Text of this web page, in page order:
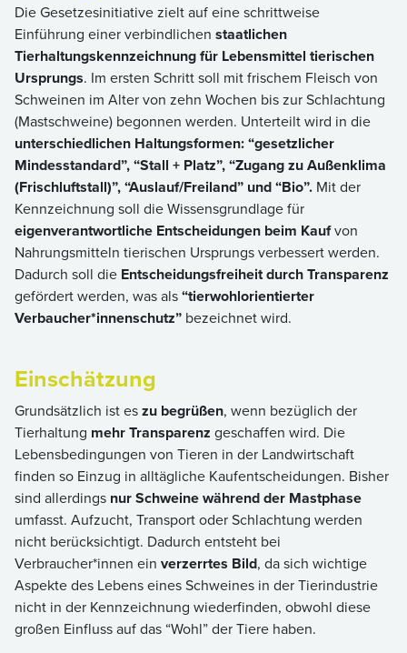
Die Gesetzesinitiative zielt auf eine schrittweise
Einführung einer verbindlichen staatlichen
Tierhaltungskennzeichnung für Lebensmittel tierischen
Ursprungs. Im ersten Schritt soll mit frischem Fleisch von
Schweinen im Alter von zehn Wochen bis zur Schlachtung
(Mastschweine) begonnen werden. Unterteilt wird in die
unterschiedlichen Haltungsformen: “gesetzlicher
Mindesstandard”, “Stall + Platz”, “Zugang zu Außenklima
(Frischluftstall)”, “Auslauf/Freiland” und “Bio”. Mit der
Kennzeichnung soll die Wissensgrundlage für
eigenverantwortliche Entscheidungen beim Kaufvon
Nahrungsmitteln tierischen Ursprungs verbessert werden.
Dadurch soll die Entscheidungsfreiheit durch Transparenz
gefördert werden, was als“tierwohlorientierter
Verbaucher*innenschutz” bezeichnet wird.
Einschätzung
Grundsätzlich ist eszu begrüßen, wenn bezüglich der
Tierhaltung mehr Transparenz geschaffen wird. Die
Lebensbedingungen von Tieren in der Landwirtschaft
finden so Einzug in alltägliche Kaufentscheidungen. Bisher
sind allerdings nur Schweine während der Mastphase
umfasst. Aufzucht, Transport oder Schlachtung werden
nicht berücksichtigt. Dadurch entsteht bei
Verbraucher*innen ein verzerrtes Bild, da sich wichtige
Aspekte des Lebens eines Schweines in der Tierindustrie
nicht in der Kennzeichnung wiederfinden, obwohl diese
großen Einfluss auf das “Wohl” der Tiere haben.